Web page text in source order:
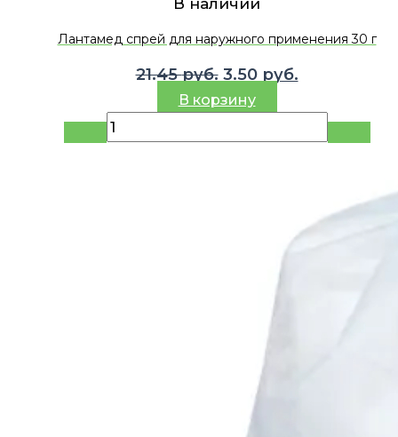
В наличии
Лантамед спрей для наружного применения 30 г
21.45руб. Первоначальная
цена
21.45 руб..
3.50 руб.Текущая
3.50 руб..
В корзину